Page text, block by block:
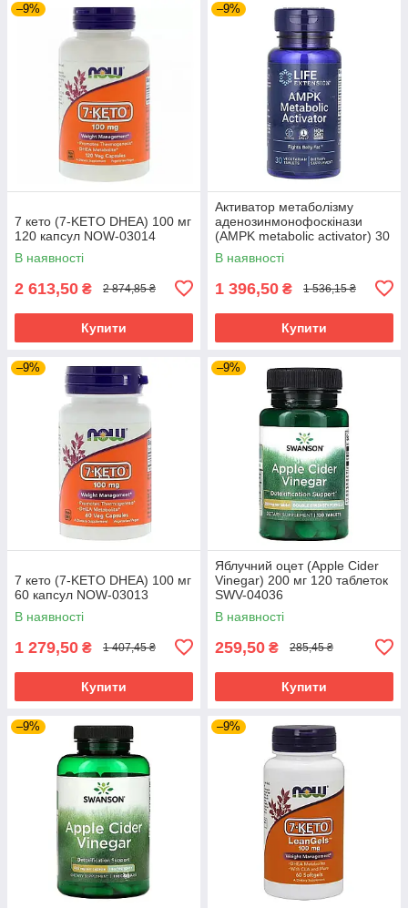
–9%
7 кето (7-KETO DHEA) 100 мг
120 капсул NOW-03014
В наявності
2 613,50 ₴ 2 874,85 ₴
Купити
–9%
Активатор метаболізму
аденозинмонофоскінази
(AMPK metabolic activator) 30
таблеток LEX-22073
В наявності
1 396,50 ₴ 1 536,15 ₴
Купити
–9%
7 кето (7-KETO DHEA) 100 мг
60 капсул NOW-03013
В наявності
1 279,50 ₴ 1 407,45 ₴
Купити
–9%
Яблучний оцет (Apple Cider
Vinegar) 200 мг 120 таблеток
SWV-04036
В наявності
259,50 ₴ 285,45 ₴
Купити
–9% –9%